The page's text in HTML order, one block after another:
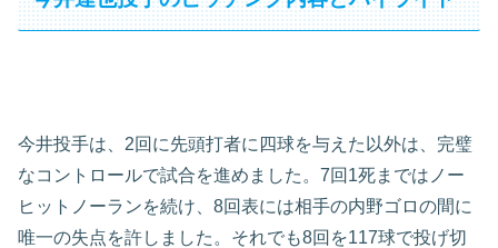
今井投手は、2回に先頭打者に四球を与えた以外は、完璧
なコントロールで試合を進めました。7回1死まではノー
ヒットノーランを続け、8回表には相手の内野ゴロの間に
唯一の失点を許しました。それでも8回を117球で投げ切